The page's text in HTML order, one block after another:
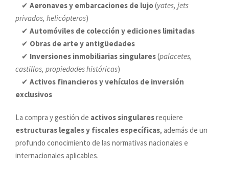
✔ Aeronaves y embarcaciones de lujo(yates, jets
privados, helicópteros)
✔ Automóviles de colección y ediciones limitadas
✔ Obras de arte y antigüedades
✔ Inversiones inmobiliarias singulares(palacetes,
castillos, propiedades históricas)
✔ Activos financieros y vehículos de inversión
exclusivos
La compra y gestión de activos singularesrequiere
estructuras legales y fiscales específicas, además de un
profundo conocimiento de las normativas nacionales e
internacionales aplicables.